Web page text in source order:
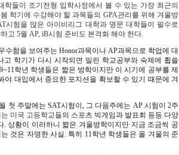
학들이 조기전형 입학사정에서 볼 수 있는 가장 최근의
학기에 수강해야 할 과목들의 GPA관리를 위해 겨울방
시험을 많은 아이비리그 대학과 명문 대학들이 필수로
고 5월 AP, iB시험 준비도 본격화 해야 한다
수함을 보여주는 Honor과목이나AP과목으로 학업에 대
고 학기가 다시 시작되면 밀린 학교공부와 숙제에 휩쓸
9~11 학년 학생들은 짧은 방학이지만 이 시기에 공부를 제
야 대입에서 중요한 포지션을 확보할 수 있기 때문에 겨
월 첫 주말에는 SAT시험이 그 다음주에는 AP 시험이 2주
미국 고등학교들의 스포츠 빅게임과 발표회 등등 다양
.상황이 이러하니 짧은 겨울방학이지만 지금 조금씩 공
것은 자명한 사실 특히 11 학년 학생들은 올 겨울의 준